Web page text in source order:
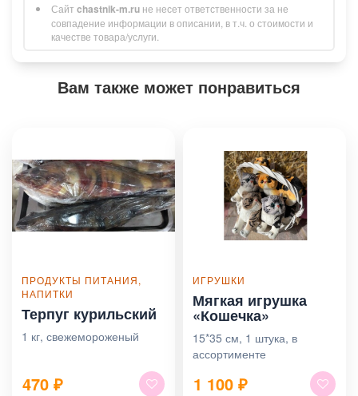
Сайт chastnik-m.ru не несет ответственности за не
совпадение информации в описании, в т.ч. о стоимости и
качестве товара/услуги.
Вам также может понравиться
ПРОДУКТЫ ПИТАНИЯ,
НАПИТКИ
Терпуг курильский
1 кг, свежемороженый
470 ₽
ИГРУШКИ
Мягкая игрушка
«Кошечка»
15*35 см, 1 штука, в
ассортименте
1 100 ₽